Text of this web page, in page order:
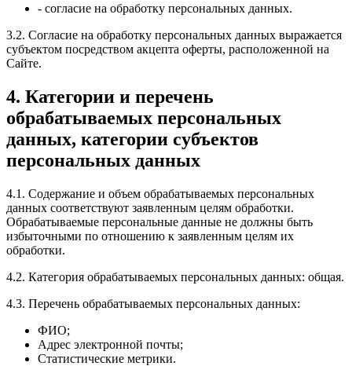
- согласие на обработку персональных данных.
3.2. Согласие на обработку персональных данных выражается
субъектом посредством акцепта оферты, расположенной на
Сайте.
4. Категории и перечень
обрабатываемых персональных
данных, категории субъектов
персональных данных
4.1. Содержание и объем обрабатываемых персональных
данных соответствуют заявленным целям обработки.
Обрабатываемые персональные данные не должны быть
избыточными по отношению к заявленным целям их
обработки.
4.2. Категория обрабатываемых персональных данных: общая.
4.3. Перечень обрабатываемых персональных данных:
ФИО;
Адрес электронной почты;
Статистические метрики.